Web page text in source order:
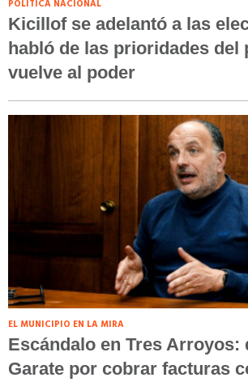
POLÍTICA NACIONAL
Kicillof se adelantó a las
habló de las prioridades del
vuelve al poder
EL MUNICIPIO EN LA MIRA
Escándalo en Tres Arroyos:
Garate por cobrar facturas